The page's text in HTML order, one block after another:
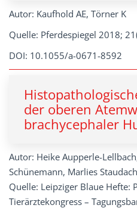
Autor: Kaufhold AE, Törner K
Quelle: Pferdespiegel 2018;
DOI: 10.1055/a-0671-8592
der oberen
brachycephaler
Autor: Heike Aupperle-
Schünemann, Marlies
Quelle: Leipziger Blaue Hefte:
Tierärztekongress –